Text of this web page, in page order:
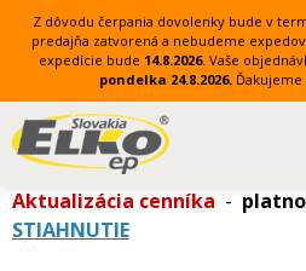
Z dôvodu čerpania dovolenky bude v
predajňa zatvorená a nebudeme
expedície bude 14.8.2026. Vaše
pondelka 24.8.2026.
Aktualizácia cenníka -
STIAHNUTIE